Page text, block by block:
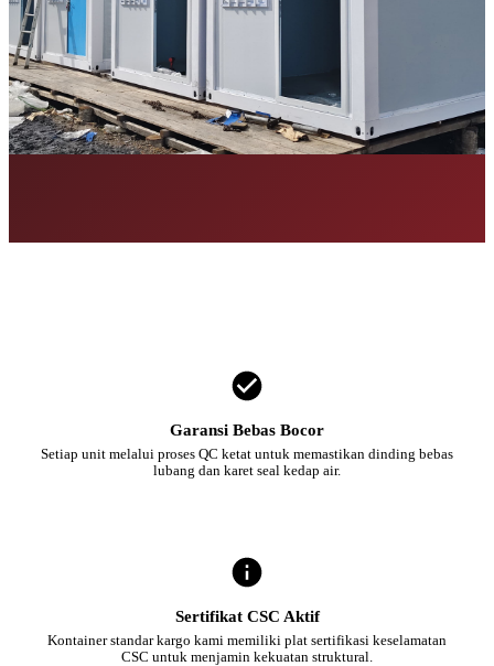
Garansi Bebas Bocor
Setiap unit melalui proses QC ketat untuk memastikan dinding bebas
lubang dan karet seal kedap air.
Sertifikat CSC Aktif
Kontainer standar kargo kami memiliki plat sertifikasi keselamatan
CSC untuk menjamin kekuatan struktural.